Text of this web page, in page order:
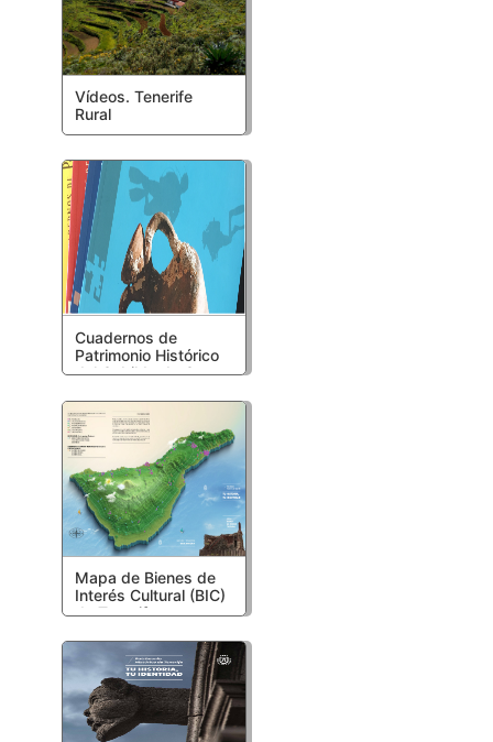
Vídeos. Tenerife
Rural
Cuadernos de
Patrimonio Histórico
del Cabildo de Gran
Mapa de Bienes de
Interés Cultural (BIC)
de Tenerife